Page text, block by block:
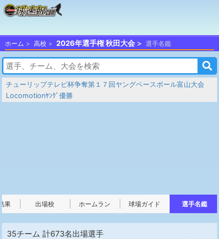
ホーム 高校 2026年選手権 秋田大会 選手名鑑
チューリップテレビ杯争奪第１７回ヤングベースボール富山大会
Locomotionﾔﾝｸﾞ優勝
果 出場校 ホームラン 球場ガイド 選手名鑑
35チーム 計673名出場選手